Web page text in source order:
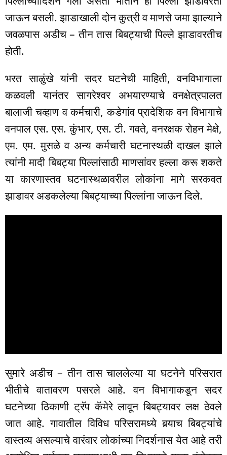
जाऊन बसली. झाडाखाली दोन कुत्री व माणसे जमा झाल्याने
जवळपास अडीच – तीन तास बिबट्याची पिल्ले झाडावरतीच
होती.
भरत साळुंखे यांनी सदर घटनेची माहिती, वनविभागाला
कळवली यानंतर सागरेश्वर अभयारण्याचे वनक्षेत्रपालत
बालाजी चव्हाण व कर्मचारी, कडेगांव प्रादेशिक वन विभागाचे
वनपाल एस. एस. कुंभार, एस. टी. गवते, वनरक्षक रोहन मेक्षे,
एम. एम. मुसळे व अन्य कर्मचारी घटनास्थळी दाखल झाले
त्यांनी मादी बिबट्या पिल्लांसाठी माणसांवर हल्ला करू शकते
या कारणास्तव घटनास्थळावरील लोकांना मागे सरकवत
झाडावर अडकलेल्या बिबट्याच्या पिल्लांना जाऊन दिले.
सुमारे अडीच – तीन तास चाललेल्या या घटनेने परिसरात
भीतीचे वातावरण पसरले आहे. वन विभागाकडून सदर
घटनेच्या ठिकाणी ट्रॅप कॅमेरे लावून बिबट्यावर लक्ष ठेवले
जात आहे. गावातील विविध परिसरामध्ये बर्‍याच बिबट्यांचे
वास्तव्य असल्याचे वारंवार लोकांच्या निदर्शनास येत आहे तरी